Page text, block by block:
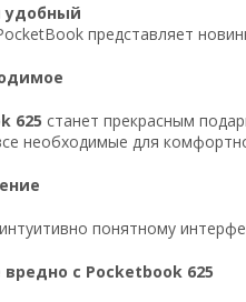
удобный
представляет
625 станет прекрасным
необходимые для
понятному
с Pocketbook 625